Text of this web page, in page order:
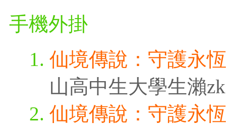
手機外掛
仙境傳說：守護永
山高中生大學生瀨
仙境傳說：守護永